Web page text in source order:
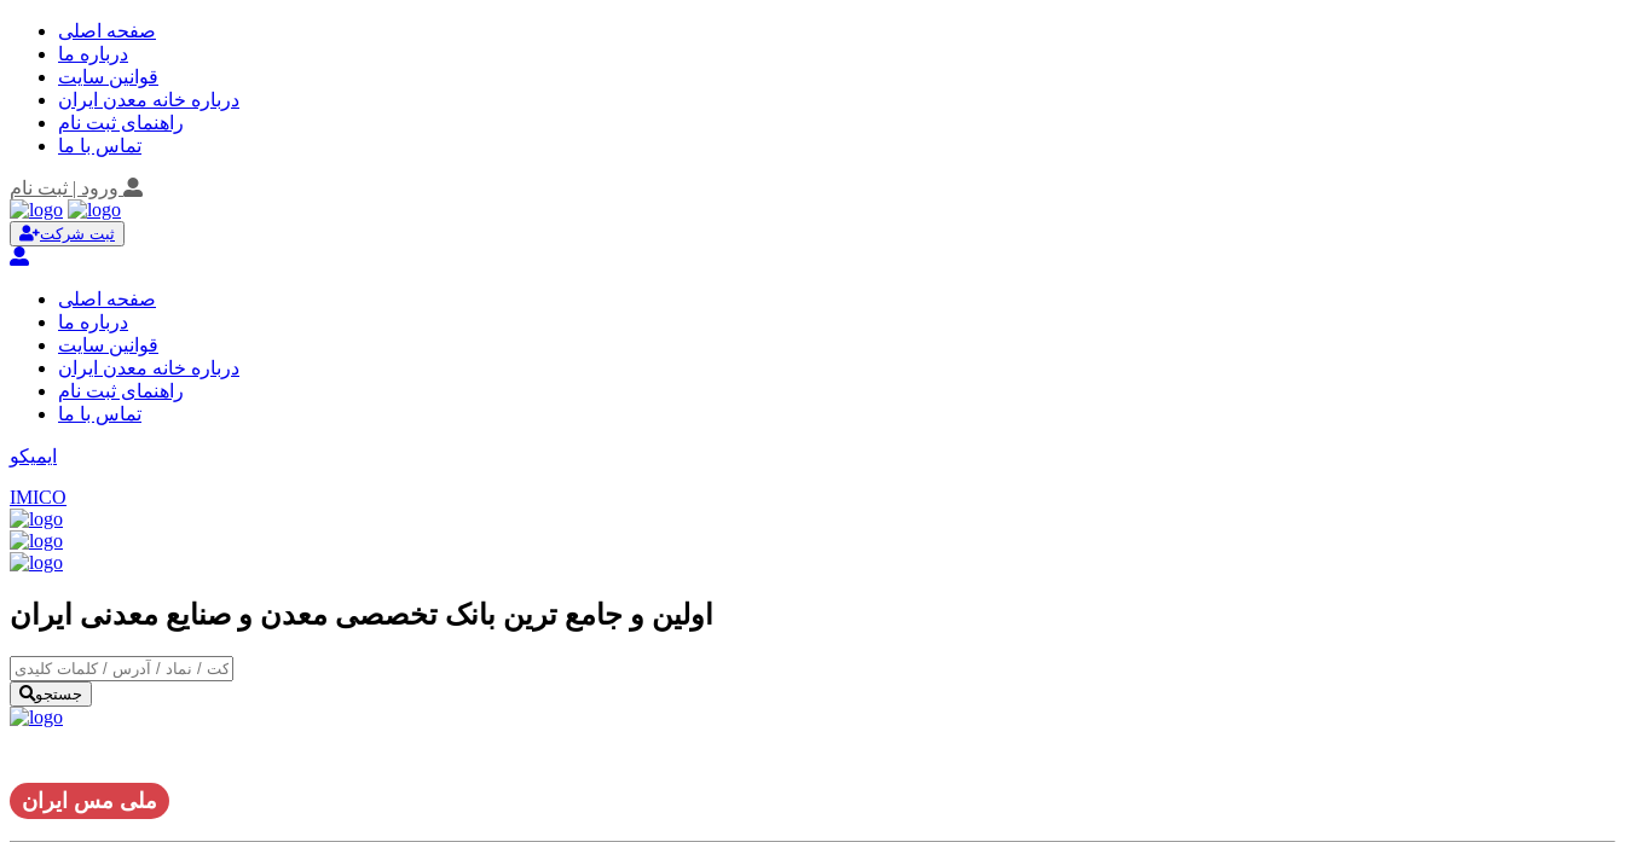
صفحه اصلی
درباره ما
قوانین سایت
درباره خانه معدن ایران
راهنمای ثبت نام
تماس با ما
ورود | ثبت نام
ثبت شرکت
صفحه اصلی
درباره ما
قوانین سایت
درباره خانه معدن ایران
راهنمای ثبت نام
تماس با ما
ایمیکو
IMICO
اولین و جامع ترین بانک تخصصی معدن و صنایع معدنی ایران
جستجو
ملی مس ایران